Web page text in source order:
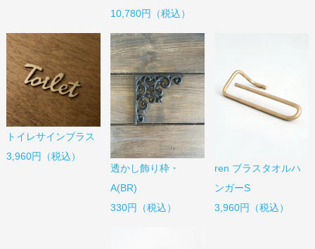
10,780円（税込）
トイレサインブラス
3,960円（税込）
透かし飾り枠・
A(BR)
330円（税込）
ren ブラスタオルハ
ンガーS
3,960円（税込）